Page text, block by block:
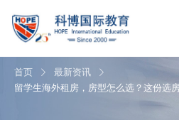
首页
最新资讯
留学生海外租房，房型怎么选？这份选